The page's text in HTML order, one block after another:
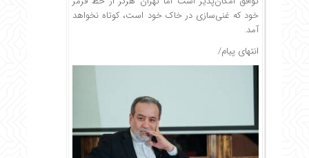
خود که غنی‌سازی در خاک خود است، کوتاه نخواهد
آمد.
انتهای پیام/